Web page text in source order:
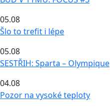
05.08
Šlo to trefit i lépe
05.08
SESTŘIH: Sparta – Olympique
04.08
Pozor na vysoké teploty